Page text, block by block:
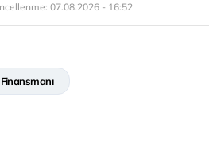
07.08.2026 - 16:52